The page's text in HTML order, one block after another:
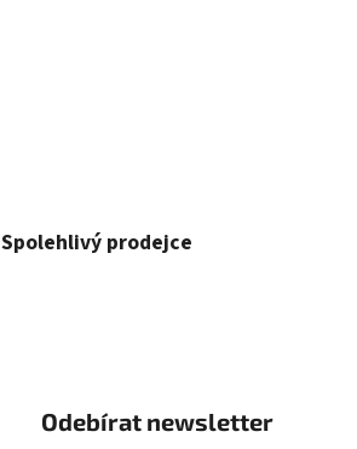
Spolehlivý prodejce
Odebírat newsletter